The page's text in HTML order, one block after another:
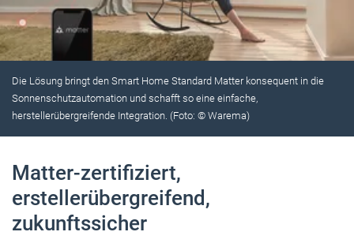
Die Lösung bringt den Smart Home Standard Matter konsequent in die
Sonnenschutzautomation und schafft so eine einfache,
herstellerübergreifende Integration. (Foto: © Warema)
Matter-zertifiziert,
erstellerübergreifend,
zukunftssicher